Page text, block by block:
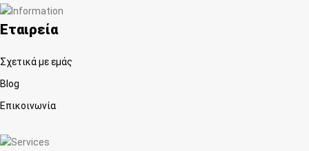
Εταιρεία
Σχετικά με εμάς
Blog
Επικοινωνία